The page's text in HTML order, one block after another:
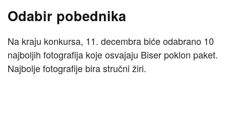
Odabir pobednika
Na kraju konkursa, 11. decembra biće odabrano 10
najboljih fotografija koje osvajaju Biser poklon paket.
Najbolje fotografije bira stručni žiri.